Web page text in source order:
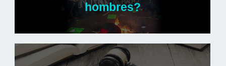
hombres?